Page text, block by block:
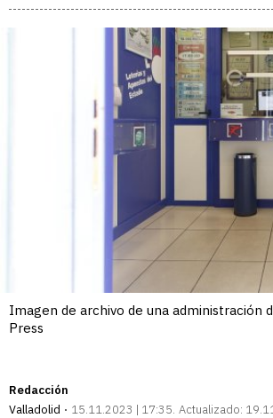
Imagen de archivo de una administración
Press
Redacción
Valladolid
15.11.2023 | 17:35 Actualizado: